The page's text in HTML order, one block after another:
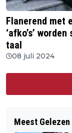
Flanerend met
‘afko’s’
taal
08 juli 2024
Meest Gelezen